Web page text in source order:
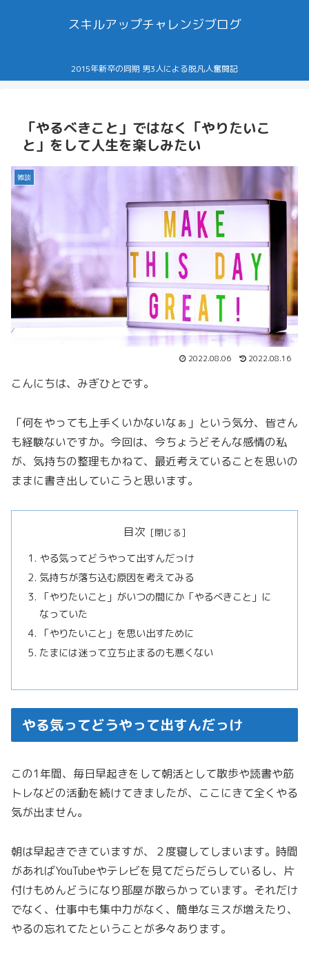
スキルアップチャレンジブログ
2015年新卒の同期 男3人による脱凡人奮闘記
「やるべきこと」ではなく「やりたいこ
と」をして人生を楽しみたい
雑談
2022.08.06 2022.08.16
こんにちは、みぎひとです。
「何をやっても上手くいかないなぁ」という気分、皆さん
も経験ないですか。今回は、今ちょうどそんな感情の私
が、気持ちの整理もかねて、最近考えていることを思いの
ままに書き出していこうと思います。
目次
やる気ってどうやって出すんだっけ
気持ちが落ち込む原因を考えてみる
「やりたいこと」がいつの間にか「やるべきこと」に
なっていた
「やりたいこと」を思い出すために
たまには迷って立ち止まるのも悪くない
やる気ってどうやって出すんだっけ
この1年間、毎日早起きをして朝活として散歩や読書や筋
トレなどの活動を続けてきましたが、ここにきて全くやる
気が出ません。
朝は早起きできていますが、２度寝してしまいます。時間
があればYouTubeやテレビを見てだらだらしているし、片
付けもめんどうになり部屋が散らかっています。それだけ
でなく、仕事中も集中力がなく、簡単なミスが増えたり、
やるの忘れてたということが多々あります。